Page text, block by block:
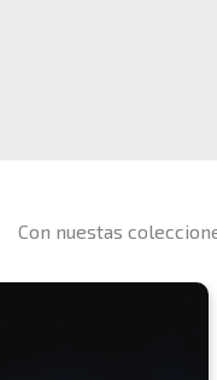
Con nuestas